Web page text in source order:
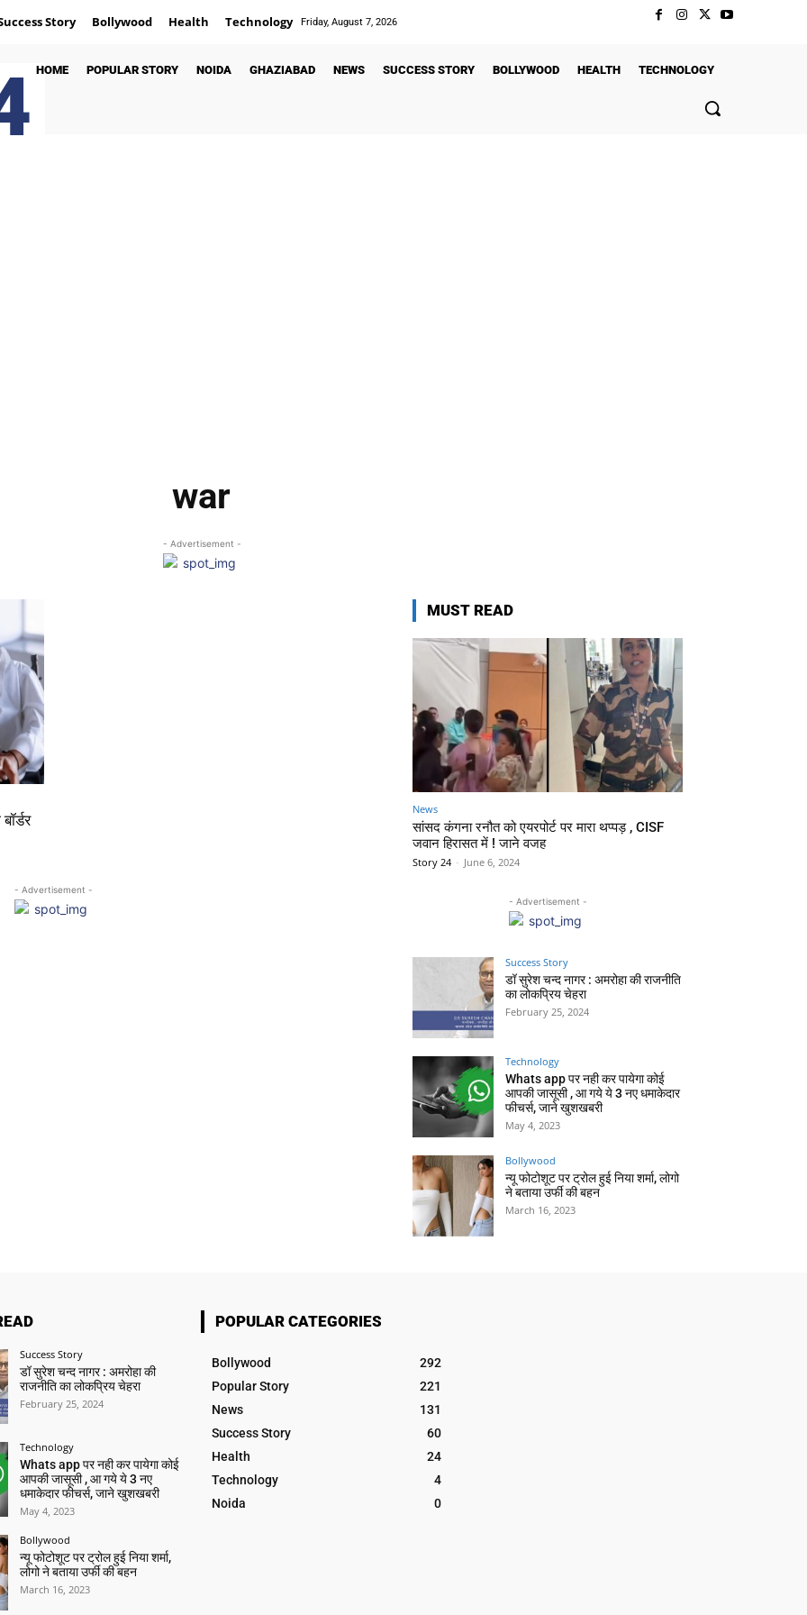
Story Bollywood Health Technology Friday, August 7, 2026
HOME POPULAR STORY NOIDA GHAZIABAD NEWS SUCCESS STORY BOLLYWOOD HEALTH TECHNOLOGY
war
- Advertisement -
- Advertisement -
MUST READ
News
सांसद कंगना रनौत को एयरपोर्ट पर मारा थप्पड़ , CISF
जवान हिरासत में ! जाने वजह
Story 24 - June 6, 2024
- Advertisement -
Success Story
डॉ सुरेश चन्द नागर : अमरोहा की राजनीति
का लोकप्रिय चेहरा
February 25, 2024
Technology
Whats app पर नही कर पायेगा कोई
आपकी जासूसी , आ गये ये 3 नए धमाकेदार
फीचर्स, जाने खुशखबरी
May 4, 2023
Bollywood
न्यू फोटोशूट पर ट्रोल हुई निया शर्मा, लोगो
ने बताया उर्फी की बहन
March 16, 2023
Success Story
डॉ सुरेश चन्द नागर : अमरोहा की
राजनीति का लोकप्रिय चेहरा
February 25, 2024
Technology
Whats app पर नही कर पायेगा कोई
आपकी जासूसी , आ गये ये 3 नए
धमाकेदार फीचर्स, जाने खुशखबरी
May 4, 2023
Bollywood
न्यू फोटोशूट पर ट्रोल हुई निया शर्मा,
लोगो ने बताया उर्फी की बहन
March 16, 2023
POPULAR CATEGORIES
Bollywood
292
Popular Story
221
News
131
Success Story
60
Health
24
Technology
4
Noida
0